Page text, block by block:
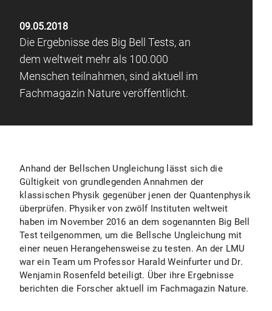
09.05.2018
Die Ergebnisse des Big Bell Tests, an
dem weltweit mehr als 100.000
Menschen teilnahmen, sind aktuell im
Fachmagazin Nature veröffentlicht.
Anhand der Bellschen Ungleichung lässt sich die
Gültigkeit von grundlegenden Annahmen der
klassischen Physik gegenüber jenen der Quantenphysik
überprüfen. Physiker von zwölf Instituten weltweit
haben im November 2016 an dem sogenannten Big Bell
Test teilgenommen, um die Bellsche Ungleichung mit
einer neuen Herangehensweise zu testen. An der LMU
war ein Team um Professor Harald Weinfurter und Dr.
Wenjamin Rosenfeld beteiligt. Über ihre Ergebnisse
berichten die Forscher aktuell im Fachmagazin Nature.